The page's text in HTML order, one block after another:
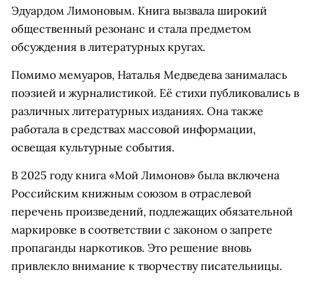
Эдуардом Лимоновым. Книга вызвала широкий
общественный резонанс и стала предметом
обсуждения в литературных кругах.
Помимо мемуаров, Наталья Медведева занималась
поэзией и журналистикой. Её стихи публиковались в
различных литературных изданиях. Она также
работала в средствах массовой информации,
освещая культурные события.
В 2025 году книга «Мой Лимонов» была включена
Российским книжным союзом в отраслевой
перечень произведений, подлежащих обязательной
маркировке в соответствии с законом о запрете
пропаганды наркотиков. Это решение вновь
привлекло внимание к творчеству писательницы.